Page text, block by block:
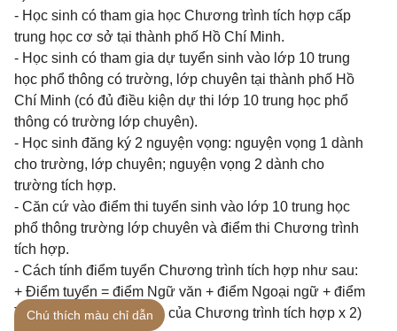
- Học sinh có tham gia học Chương trình tích hợp cấp
trung học cơ sở tại thành phố Hồ Chí Minh.
- Học sinh có tham gia dự tuyển sinh vào lớp 10 trung
học phổ thông có trường, lớp chuyên tại thành phố Hồ
Chí Minh (có đủ điều kiện dự thi lớp 10 trung học phổ
thông có trường lớp chuyên).
- Học sinh đăng ký 2 nguyện vọng: nguyện vọng 1 dành
cho trường, lớp chuyên; nguyện vọng 2 dành cho
trường tích hợp.
- Căn cứ vào điểm thi tuyển sinh vào lớp 10 trung học
phổ thông trường lớp chuyên và điểm thi Chương trình
tích hợp.
- Cách tính điểm tuyển Chương trình tích hợp như sau:
+ Điểm tuyển = điểm Ngữ văn + điểm Ngoại ngữ + điểm
Toán + (Điểm trung bình của Chương trình tích hợp x 2)
Chú thích màu chỉ dẫn